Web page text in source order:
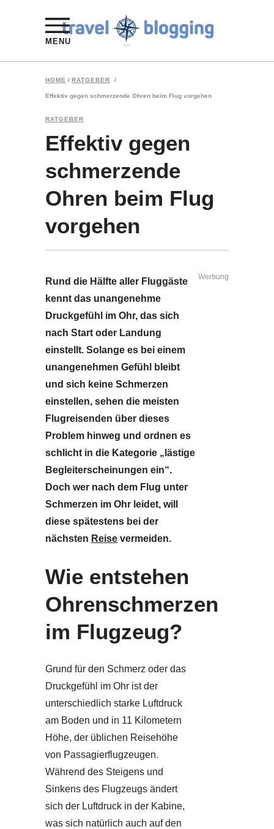
MENU
HOME / RATGEBER /
Effektiv gegen schmerzende Ohren beim Flug vorgehen
RATGEBER
Effektiv gegen
schmerzende
Ohren beim Flug
vorgehen
Rund die Hälfte aller Fluggäste
kennt das unangenehme
Druckgefühl im Ohr, das sich
nach Start oder Landung
einstellt. Solange es bei einem
unangenehmen Gefühl bleibt
und sich keine Schmerzen
einstellen, sehen die meisten
Flugreisenden über dieses
Problem hinweg und ordnen es
schlicht in die Kategorie „lästige
Begleiterscheinungen ein“.
Doch wer nach dem Flug unter
Schmerzen im Ohr leidet, will
diese spätestens bei der
nächsten Reise vermeiden.
Wie entstehen
Ohrenschmerzen
im Flugzeug?
Grund für den Schmerz oder das
Druckgefühl im Ohr ist der
unterschiedlich starke Luftdruck
am Boden und in 11 Kilometern
Höhe, der üblichen Reisehöhe
von Passagierflugzeugen.
Während des Steigens und
Sinkens des Flugzeugs ändert
sich der Luftdruck in der Kabine,
was sich natürlich auch auf den
Werbung